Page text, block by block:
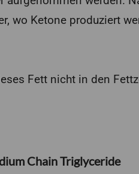
wo Ketone produziert
Fett nicht in den
Chain Triglyceride